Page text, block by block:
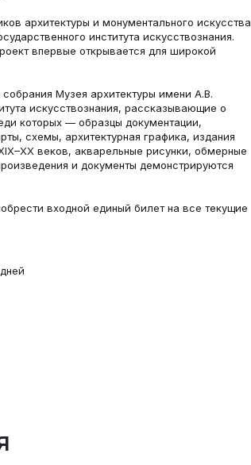
архитектуры и монументального искусства
института искусствознания.
впервые открывается для широкой
Музея архитектуры имени А.В.
искусствознания, рассказывающие о
которых — образцы документации,
схемы, архитектурная графика, издания
веков, акварельные рисунки, обмерные
и документы демонстрируются
входной единый билет на все текущие